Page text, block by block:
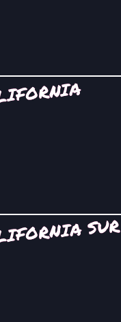
SUR